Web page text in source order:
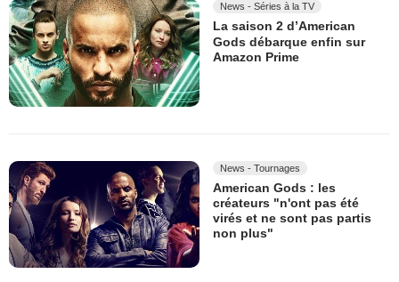
News - Séries à la TV
La saison 2 d’American
Gods débarque enfin sur
Amazon Prime
News - Tournages
American Gods : les
créateurs "n'ont pas été
virés et ne sont pas partis
non plus"